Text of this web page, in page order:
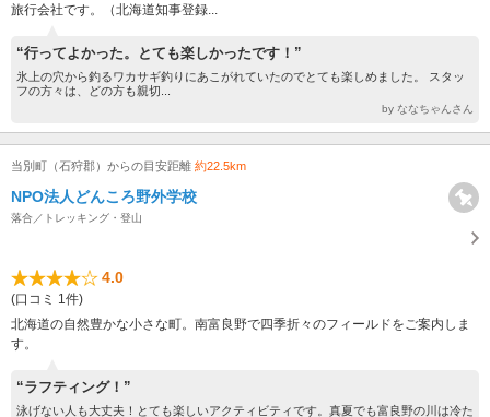
旅行会社です。（北海道知事登録...
“行ってよかった。とても楽しかったです！”
氷上の穴から釣るワカサギ釣りにあこがれていたのでとても楽しめました。 スタッ
フの方々は、どの方も親切...
by ななちゃんさん
当別町（石狩郡）からの目安距離 約22.5km
NPO法人どんころ野外学校
落合／トレッキング・登山
4.0
(口コミ 1件)
北海道の自然豊かな小さな町。南富良野で四季折々のフィールドをご案内しま
す。
“ラフティング！”
泳げない人も大丈夫！とても楽しいアクティビティです。真夏でも富良野の川は冷た